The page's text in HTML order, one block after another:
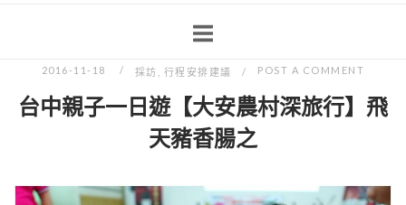
2016-11-18 採訪 行程安排建議 POST A COMMENT
台中親子一日遊【大安農村深旅行】飛
天豬香腸之